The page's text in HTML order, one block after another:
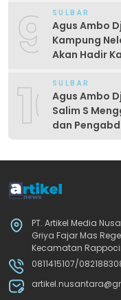
9 SULBAR
Agus Ambo
Kampung
Akan Hadir
10SULBAR
Agus Ambo
Salim S
dan
PT. Artikel Media
Griya Fajar Mas
Kecamatan
0811415107/